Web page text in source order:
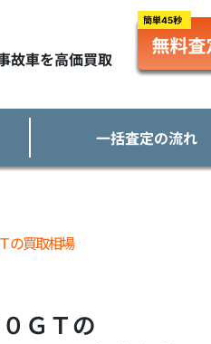
故車を高価買取
一括査定の流れ
の買取相場
ＧＴの